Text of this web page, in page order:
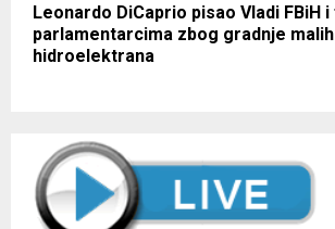
Leonardo DiCaprio pisao Vladi FBiH
parlamentarcima zbog gradnje malih
hidroelektrana